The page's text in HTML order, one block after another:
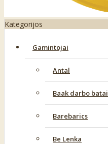
Kategorijos
Gamintojai
Antal
Baak darbo batai
Barebarics
Be Lenka